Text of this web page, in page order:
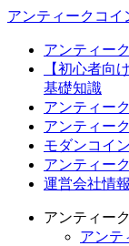
アンティークコイ
アンティー
【初心者向
基礎知識
アンティー
アンティー
モダンコイ
アンティー
運営会社情報
アンティー
アンテ